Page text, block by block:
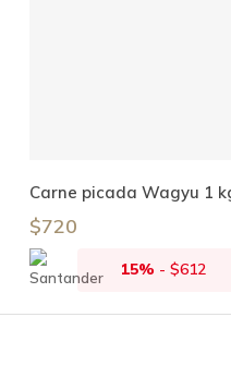
Carne picada Wagyu 1
$720
15% - $612